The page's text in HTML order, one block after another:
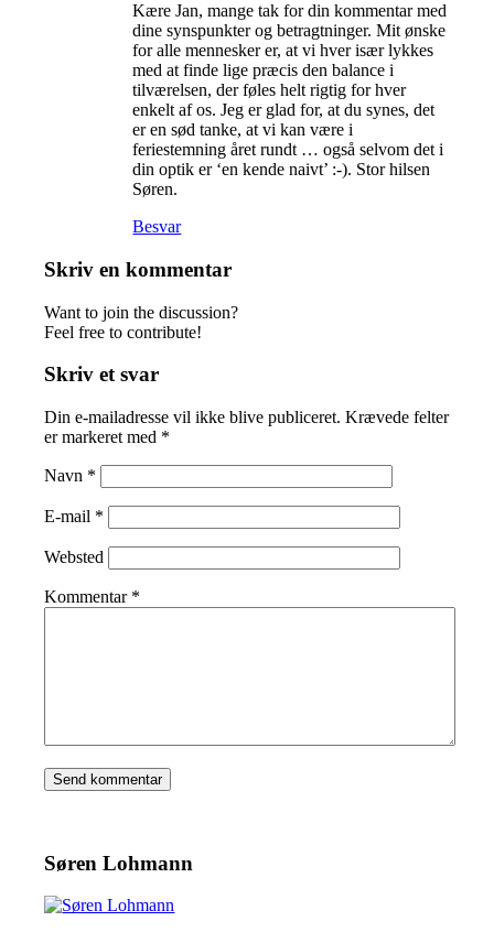
Kære Jan, mange tak for din kommentar med
dine synspunkter og betragtninger. Mit ønske
for alle mennesker er, at vi hver især lykkes
med at finde lige præcis den balance i
tilværelsen, der føles helt rigtig for hver
enkelt af os. Jeg er glad for, at du synes, det
er en sød tanke, at vi kan være i
feriestemning året rundt … også selvom det i
din optik er ‘en kende naivt’ :-). Stor hilsen
Søren.
Besvar
Skriv en kommentar
Want to join the discussion?
Feel free to contribute!
Skriv et svar
Din e-mailadresse vil ikke blive publiceret. Krævede felter
er markeret med *
Navn *
E-mail *
Websted
Kommentar *
Søren Lohmann